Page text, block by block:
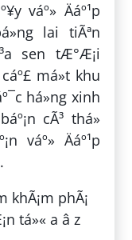
váº» Äáº¹p
lai tiÃªn
sen tÆ°Æ¡i
má»t khu
há»ng xinh
cÃ³ thá»
váº» Äáº¹p